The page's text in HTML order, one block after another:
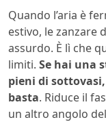
Quando l’aria è
estivo, le zanzare
assurdo. È lì che
limiti. Se hai una
pieni di
basta. Riduce il
un altro angolo